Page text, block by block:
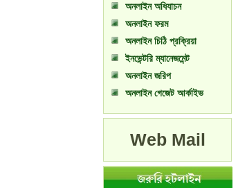
অনলাইন অধিযাচন
অনলাইন ফরম
অনলাইন চিঠি প্রক্রিয়া
ইনভেন্টরি ম্যানেজমেন্ট
অনলাইন জরিপ
অনলাইন গেজেট আর্কাইভ
Web Mail